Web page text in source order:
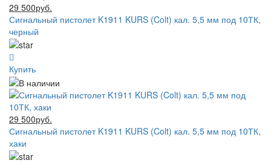
29 500руб.
Сигнальный пистолет K1911 KURS (Colt) кал. 5,5 мм под 10ТК,
черный
Купить
29 500руб.
Сигнальный пистолет K1911 KURS (Colt) кал. 5,5 мм под 10ТК,
хаки